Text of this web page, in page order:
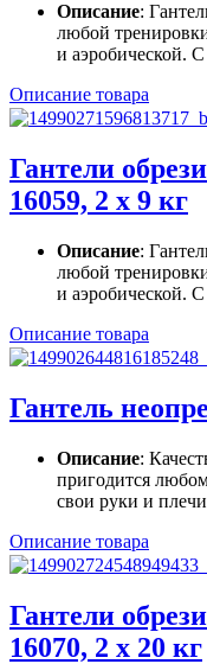
Описание:
любой
и аэробической.
Описание товара
Гантели
16059, 2 х 9 кг
Описание:
любой
и аэробической.
Описание товара
Гантель
Описание:
пригодится
свои руки и
Описание товара
Гантели
16070, 2 х 20 кг